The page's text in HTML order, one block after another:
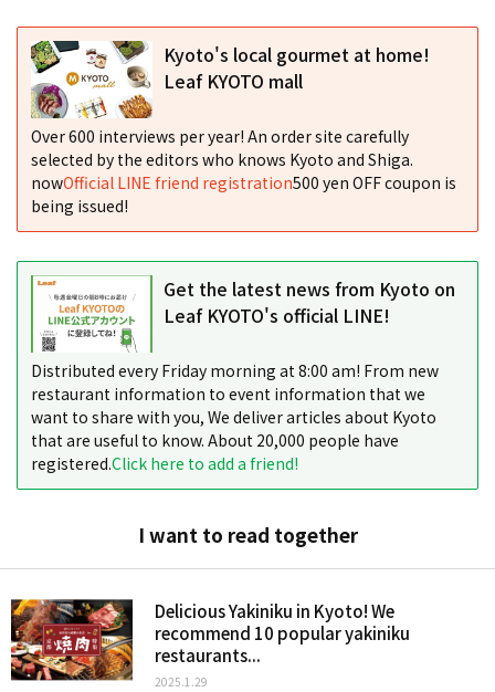
Kyoto's local gourmet at home!
Leaf KYOTO mall
Over 600 interviews per year! An order site carefully
selected by the editors who knows Kyoto and Shiga.
nowOfficial LINE friend registration500 yen OFF coupon is
being issued!
Get the latest news from Kyoto on
Leaf KYOTO's official LINE!
Distributed every Friday morning at 8:00 am! From new
restaurant information to event information that we
want to share with you, We deliver articles about Kyoto
that are useful to know. About 20,000 people have
registered.Click here to add a friend!
I want to read together
Delicious Yakiniku in Kyoto! We
recommend 10 popular yakiniku
restaurants...
2025.1.29